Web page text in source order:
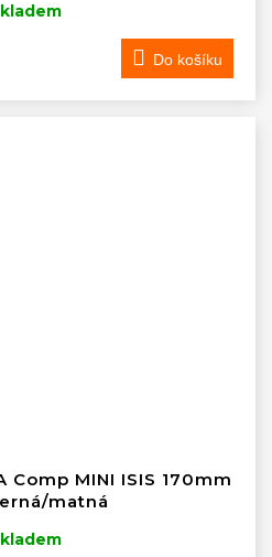
Do košíku
Comp MINI ISIS 170mm
matná